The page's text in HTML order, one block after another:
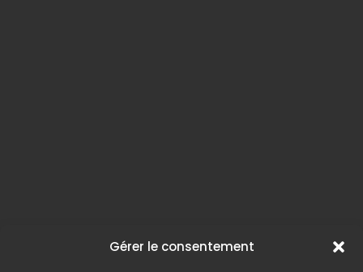
Gérer le consentement